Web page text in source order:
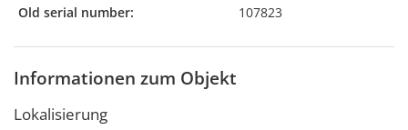
Old serial number:
107823
Informationen zum Objekt
Lokalisierung